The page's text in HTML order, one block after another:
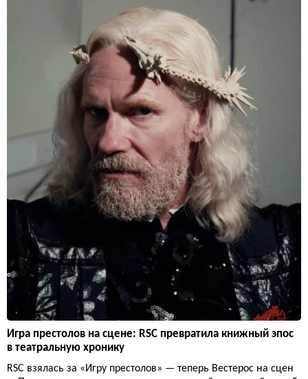
Игра престолов на сцене: RSC превратила книжный эпос
в театральную хронику
RSC взялась за «Игру престолов» — теперь Вестерос на сцен